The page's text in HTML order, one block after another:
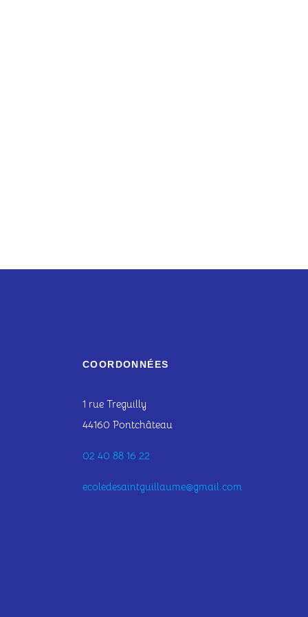
COORDONNÉES
1 rue Treguilly
44160 Pontchâteau
02 40 88 16 22
ecoledesaintguillaume@gmail.com